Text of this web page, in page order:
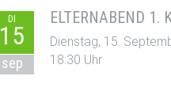
DI
15
sep
ELTERNABEND 1.
Dienstag, 15.
18:30 Uhr